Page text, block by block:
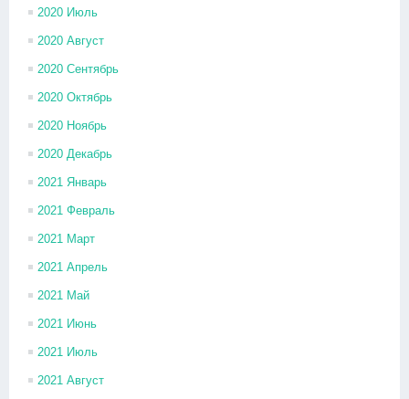
2020 Июль
2020 Август
2020 Сентябрь
2020 Октябрь
2020 Ноябрь
2020 Декабрь
2021 Январь
2021 Февраль
2021 Март
2021 Апрель
2021 Май
2021 Июнь
2021 Июль
2021 Август